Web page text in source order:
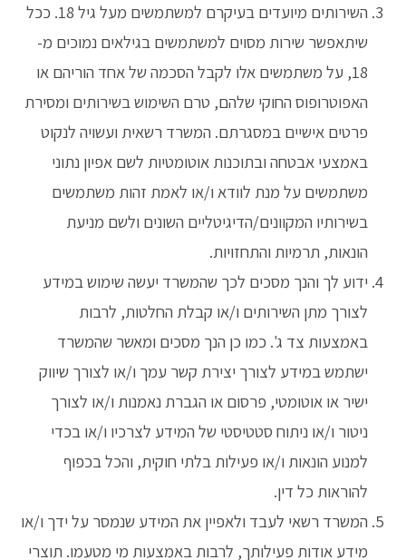
השירותים מיועדים בעיקרם למשתמשים מעל גיל 18. ככל
שיתאפשר שירות מסוים למשתמשים בגילאים נמוכים מ-
18, על משתמשים אלו לקבל הסכמה של אחד הוריהם או
האפוטרופוס החוקי שלהם, טרם השימוש בשירותים ומסירת
פרטים אישיים במסגרתם. המשרד רשאית ועשויה לנקוט
באמצעי אבטחה ובתוכנות אוטומטיות לשם אפיון נתוני
משתמשים על מנת לוודא ו/או לאמת זהות משתמשים
בשירותיו המקוונים/הדיגיטליים השונים ולשם מניעת
הונאות, תרמיות והתחזויות.
ידוע לך והנך מסכים לכך שהמשרד יעשה שימוש במידע
לצורך מתן השירותים ו/או קבלת החלטות, לרבות
באמצעות צד ג'. כמו כן הנך מסכים ומאשר שהמשרד
ישתמש במידע לצורך יצירת קשר עמך ו/או לצורך שיווק
ישיר או אוטומטי, פרסום או הגברת נאמנות ו/או לצורך
ניטור ו/או ניתוח סטטיסטי של המידע לצרכיו ו/או בכדי
למנוע הונאות ו/או פעילות בלתי חוקית, והכל בכפוף
להוראות כל דין.
המשרד רשאי לעבד ולאפיין את המידע שנמסר על ידך ו/או
מידע אודות פעילותך, לרבות באמצעות מי מטעמו. תוצרי